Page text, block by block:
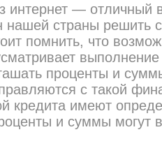
интернет — отличный
нашей страны решить
помнить, что
проценты и
с такой
кредита имеют
и суммы могут